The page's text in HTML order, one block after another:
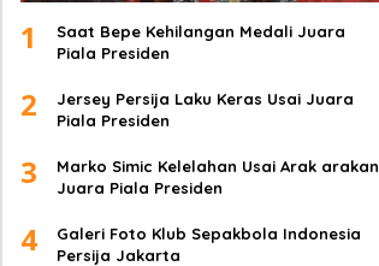
1
Saat Bepe Kehilangan Medali Juara
Piala Presiden
2
Jersey Persija Laku Keras Usai Juara
Piala Presiden
3
Marko Simic Kelelahan Usai Arak arakan
Juara Piala Presiden
4
Galeri Foto Klub Sepakbola Indonesia
Persija Jakarta